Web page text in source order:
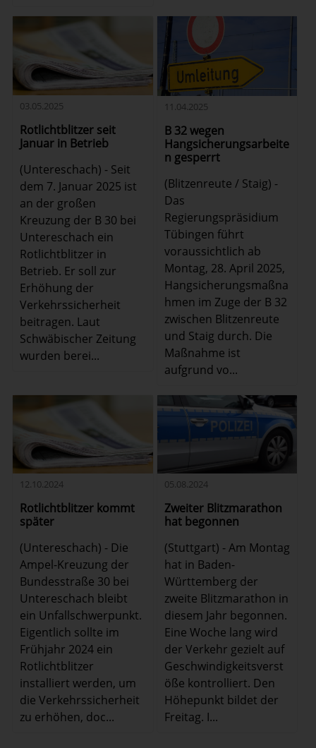
03.05.2025
Rotlichtblitzer seit
Januar in Betrieb
(Untereschach) - Seit
dem 7. Januar 2025 ist
an der großen
Kreuzung der B 30 bei
Untereschach ein
Rotlichtblitzer in
Betrieb. Er soll zur
Erhöhung der
Verkehrssicherheit
beitragen. Laut
Schwäbischer Zeitung
wurden berei...
11.04.2025
B 32 wegen
Hangsicherungsarbeite
n gesperrt
(Blitzenreute / Staig) -
Das
Regierungspräsidium
Tübingen führt
voraussichtlich ab
Montag, 28. April 2025,
Hangsicherungsmaßna
hmen im Zuge der B 32
zwischen Blitzenreute
und Staig durch. Die
Maßnahme ist
aufgrund vo...
12.10.2024
Rotlichtblitzer kommt
später
(Untereschach) - Die
Ampel-Kreuzung der
Bundesstraße 30 bei
Untereschach bleibt
ein Unfallschwerpunkt.
Eigentlich sollte im
Frühjahr 2024 ein
Rotlichtblitzer
installiert werden, um
die Verkehrssicherheit
zu erhöhen, doc...
05.08.2024
Zweiter Blitzmarathon
hat begonnen
(Stuttgart) - Am Montag
hat in Baden-
Württemberg der
zweite Blitzmarathon in
diesem Jahr begonnen.
Eine Woche lang wird
der Verkehr gezielt auf
Geschwindigkeitsverst
öße kontrolliert. Den
Höhepunkt bildet der
Freitag. I...